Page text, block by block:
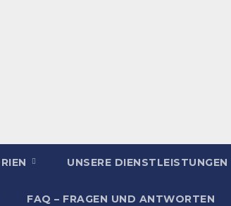
UNSERE DIENSTLEISTUNGEN
FAQ – FRAGEN UND ANTWORTEN